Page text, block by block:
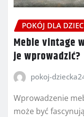
POKÓJ DLA
Meble vintage
je wprowadzić?
pokoj-
Wprowadzenie
może być